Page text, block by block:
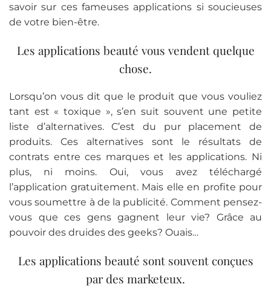
savoir sur ces fameuses applications si soucieuses
de votre bien-être.
Les applications beauté vous vendent quelque
chose.
Lorsqu’on vous dit que le produit que vous vouliez
tant est « toxique », s’en suit souvent une petite
liste d’alternatives. C’est du pur placement de
produits. Ces alternatives sont le résultats de
contrats entre ces marques et les applications. Ni
plus, ni moins. Oui, vous avez téléchargé
l’application gratuitement. Mais elle en profite pour
vous soumettre à de la publicité. Comment pensez-
vous que ces gens gagnent leur vie? Grâce au
pouvoir des druides des geeks? Ouais…
Les applications beauté sont souvent conçues
par des marketeux.